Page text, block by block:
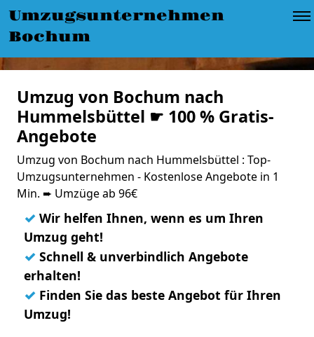
Umzugsunternehmen
Bochum
Umzug von Bochum nach
Hummelsbüttel ☛ 100 % Gratis-
Angebote
Umzug von Bochum nach Hummelsbüttel : Top-
Umzugsunternehmen - Kostenlose Angebote in 1
Min. ➨ Umzüge ab 96€
✓ Wir helfen Ihnen, wenn es um Ihren
Umzug geht!
✓ Schnell & unverbindlich Angebote
erhalten!
✓ Finden Sie das beste Angebot für Ihren
Umzug!